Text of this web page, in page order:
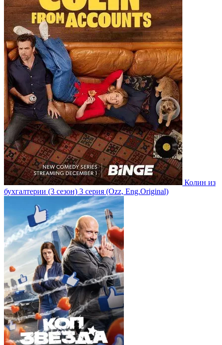
Колин из
бухгалтерии (3 сезон) 3 серия (Ozz, Eng.Original)